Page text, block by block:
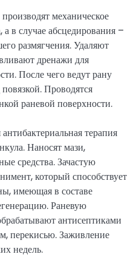
механическое
в случае абсцедирования –
размягчения. Удаляют
дренажи для
После чего ведут рану
Проводятся
раневой поверхности.
терапия
Наносят мази,
средства. Зачастую
который способствует
имеющая в составе
Раневую
антисептиками
перекисью. Заживление
недель.